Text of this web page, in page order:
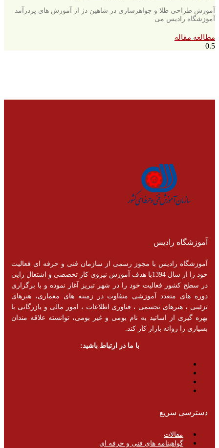
آموزش طراحی طلا و جواهرسازی در شاهین دژ از آموزش های پردرآمد
آموزشگاه رادیس می
مطالعه مقاله
آموزشگاه رادیس
آموزشگاه رادیس با مجوز رسمی از سازمان فنی و حرفه ای فعالیت
خود را از سال 1394با هدف آموزش نیروی کار تخصصی و اشتغال زایی
در سطح کشور فعالیت خود را در شهر تبریز آغاز نموده و با برگزاری
دوره های متعدد آموزشی متفاوت در زمینه های معماری، هنرهای
تزئینی ، هنرهای تجسمی ، فناوری اطلاعات ، امور مالی و یازرگانی با
بهره گیری از اساتید به نام بومی و غیر بومی، توانسته علاقه مندان
بسیاری را روانه بازار کار کند.
با ما در ارتباط باشید:
دسترسی سریع
مقالات
گواهینامه های فنی و حرفه ای